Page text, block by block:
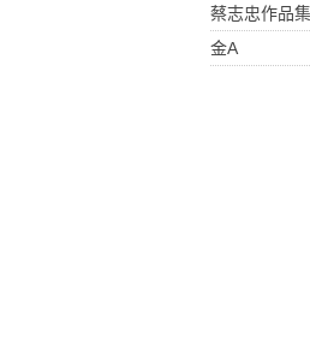
蔡志忠作品集
金A